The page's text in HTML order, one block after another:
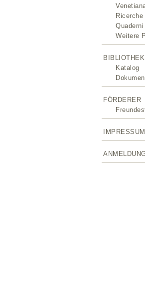
Ricerche
Quaderni
Weitere
BIBLIOTHEK
Katalog
FÖRDERER
IMPRESSUM